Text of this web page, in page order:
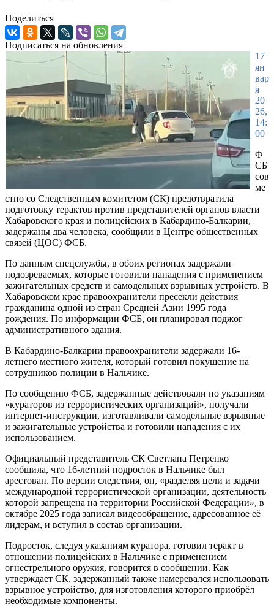
Поделиться
Подписаться на обновления
17
ян
вар
я
20
26,
14:
00
Ф
СБ
сов
ме
стно со Следственным комитетом (СК) предотвратила
подготовку терактов против представителей органов власти
Хабаровского края и полицейских в Кабардино-Балкарии,
задержаны два человека, сообщили в Центре общественных
связей (ЦОС) ФСБ.
По данным спецслужбы, в обоих регионах задержали
подозреваемых, которые готовили нападения с применением
зажигательных средств и самодельных взрывных устройств. В
Хабаровском крае правоохранители пресекли действия
гражданина одной из стран Средней Азии 1995 года
рождения. По информации ФСБ, он планировал поджог
административного здания.
В Кабардино-Балкарии правоохранители задержали 16-
летнего местного жителя, который готовил покушение на
сотрудников полиции в Нальчике.
По сообщению ФСБ, задержанные действовали по указаниям
«кураторов из террористических организаций», получали
интернет-инструкции, изготавливали самодельные взрывные
и зажигательные устройства и готовили нападения с их
использованием.
Официальный представитель СК Светлана Петренко
сообщила, что 16-летний подросток в Нальчике был
арестован. По версии следствия, он, «разделяя цели и задачи
международной террористической организации, деятельность
которой запрещена на территории Российской Федерации», в
октябре 2025 года записал видеообращение, адресованное её
лидерам, и вступил в состав организации.
Подросток, следуя указаниям куратора, готовил теракт в
отношении полицейских в Нальчике с применением
огнестрельного оружия, говорится в сообщении. Как
утверждает СК, задержанный также намеревался использовать
взрывное устройство, для изготовления которого приобрёл
необходимые компоненты.